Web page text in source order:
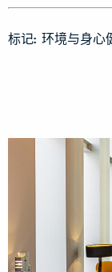
标记: 环境与身心